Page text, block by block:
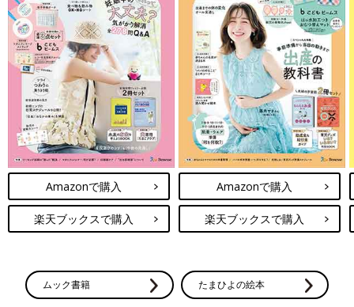
Amazonで購入
楽天ブックスで購入
Amazonで購入
楽天ブックスで購入
ムック書籍 たまひよの絵本